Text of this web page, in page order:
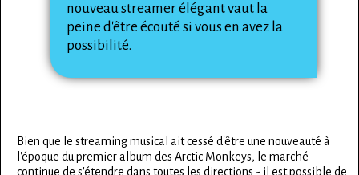
nouveau streamer élégant vaut la
peine d'être écouté si vous en avez la
possibilité.
Bien que le streaming musical ait cessé d'être une nouveauté à
l'époque du premier album des Arctic Monkeys, le marché
continue de s'étendre dans toutes les directions - il est possible de